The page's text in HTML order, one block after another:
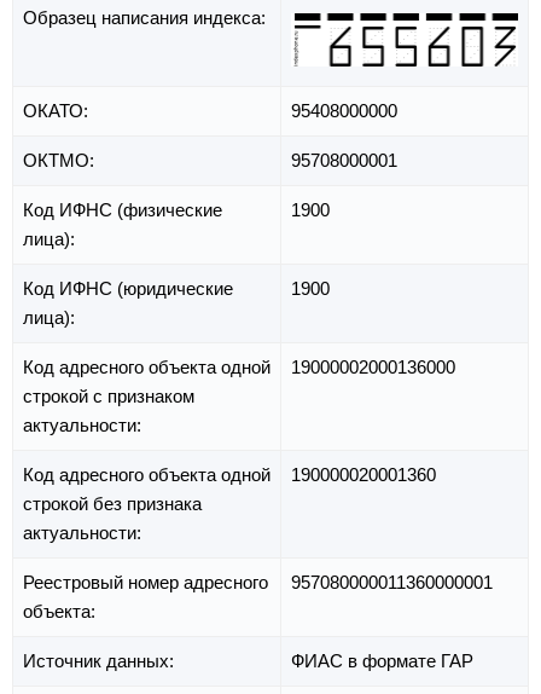
Образец написания индекса:
ОКАТО: 95408000000
ОКТМО: 95708000001
Код ИФНС (физические
лица):
1900
Код ИФНС (юридические
лица):
1900
Код адресного объекта одной
строкой с признаком
актуальности:
19000002000136000
Код адресного объекта одной
строкой без признака
актуальности:
190000020001360
Реестровый номер адресного
объекта:
957080000011360000001
Источник данных: ФИАС в формате ГАР